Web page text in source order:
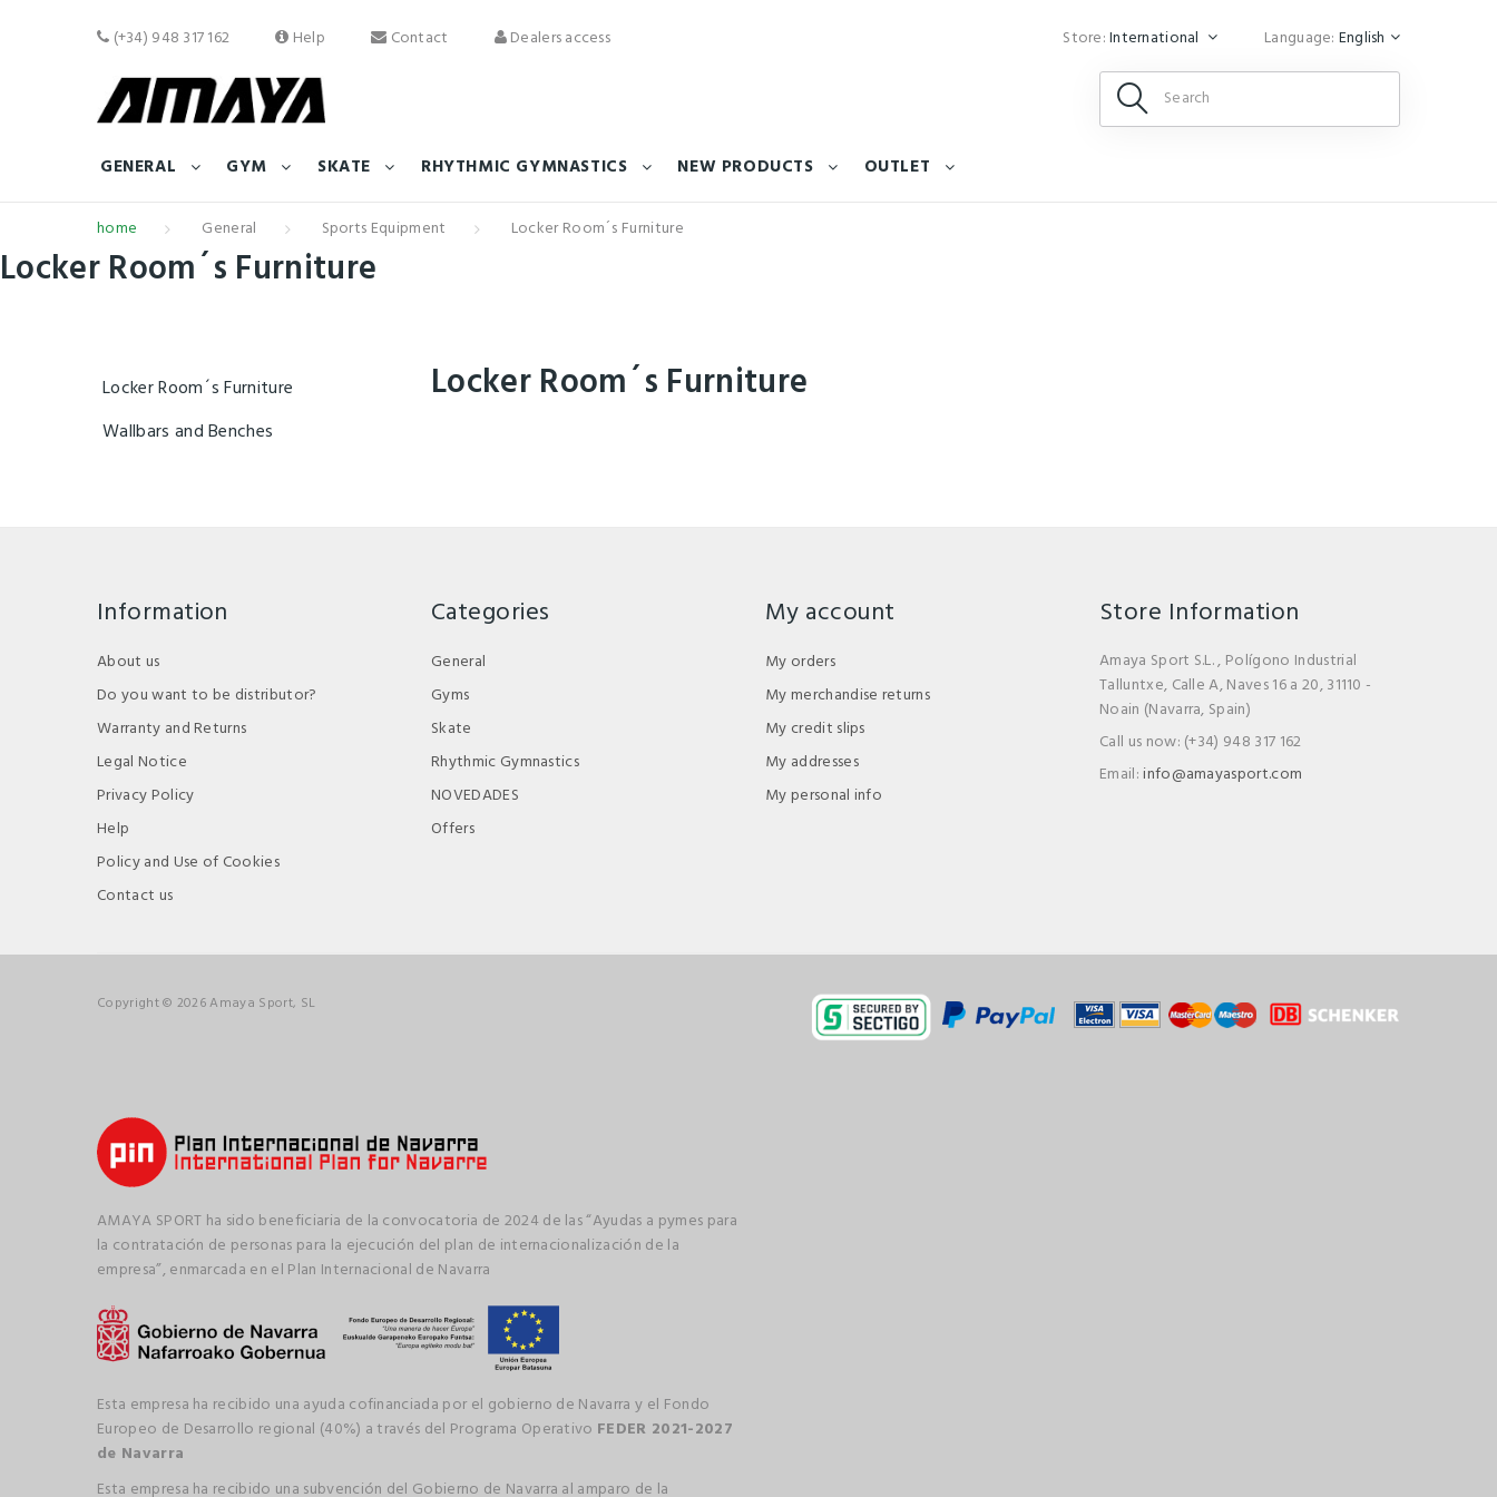
(+34) 948 317 162 Help Contact Dealers access Language: English
Store:International
GENERAL GYM SKATE RHYTHMIC GYMNASTICS NEW PRODUCTS OUTLET
home General Sports Equipment Locker Room´s Furniture
Locker Room´s Furniture
Locker Room´s Furniture
Locker Room´s Furniture
Wallbars and Benches
Information
About us
Do you want to be distributor?
Warranty and Returns
Legal Notice
Privacy Policy
Help
Policy and Use of Cookies
Contact us
Categories
General
Gyms
Skate
Rhythmic Gymnastics
NOVEDADES
Offers
My account
My orders
My merchandise returns
My credit slips
My addresses
My personal info
Store Information
Amaya Sport S.L. , Polígono Industrial
Talluntxe, Calle A, Naves 16 a 20, 31110 -
Noain (Navarra, Spain)
Call us now: (+34) 948 317 162
Email:info@amayasport.com
Copyright © 2026 Amaya Sport, SL
AMAYA SPORT ha sido beneficiaria de la convocatoria de 2024 de las “Ayudas a pymes para
la contratación de personas para la ejecución del plan de internacionalización de la
empresa”, enmarcada en el Plan Internacional de Navarra
Esta empresa ha recibido una ayuda cofinanciada por el gobierno de Navarra y el Fondo
Europeo de Desarrollo regional (40%) a través del Programa Operativo FEDER 2021-2027
de Navarra
Esta empresa ha recibido una subvención del Gobierno de Navarra al amparo de la